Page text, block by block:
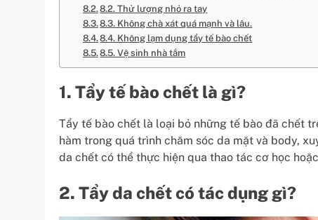
8.2. Thử lượng nhỏ ra tay
8.3. Không chà xát quá mạnh và lâu.
8.4. Không lạm dụng tẩy tế bào chết
8.5. Vệ sinh nhà tắm
1. Tẩy tế bào chết là gì?
Tẩy tế bào chết là loại bỏ những tế bào đã chết
hàm trong quá trình chăm sóc da mặt và body,
da chết có thể thực hiện qua thao tác cơ học
2. Tẩy da chết có tác dụng gì?